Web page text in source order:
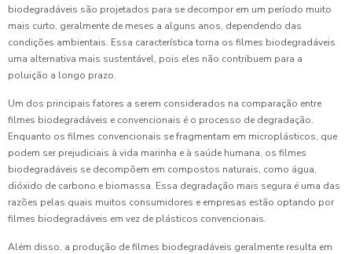
biodegradáveis são projetados para se decompor em um período muito
mais curto, geralmente de meses a alguns anos, dependendo das
condições ambientais. Essa característica torna os filmes biodegradáveis
uma alternativa mais sustentável, pois eles não contribuem para a
poluição a longo prazo.
Um dos principais fatores a serem considerados na comparação entre
filmes biodegradáveis e convencionais é o processo de degradação.
Enquanto os filmes convencionais se fragmentam em microplásticos, que
podem ser prejudiciais à vida marinha e à saúde humana, os filmes
biodegradáveis se decompõem em compostos naturais, como água,
dióxido de carbono e biomassa. Essa degradação mais segura é uma das
razões pelas quais muitos consumidores e empresas estão optando por
filmes biodegradáveis em vez de plásticos convencionais.
Além disso, a produção de filmes biodegradáveis geralmente resulta em